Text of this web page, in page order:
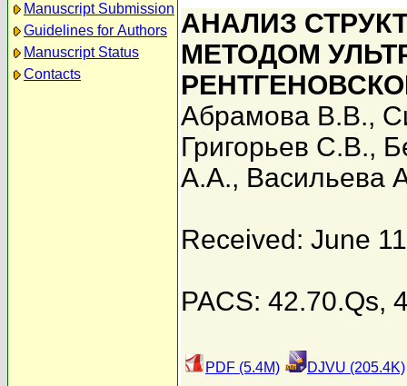
Manuscript Submission
Guidelines for Authors
Manuscript Status
Contacts
АНАЛИЗ
МЕТОДОМ
Абрамова В.В.,
Григорьев С.В.,
А.А., Васильева
Received: June
PACS: 42.70.Qs,
PDF (5.4M) DJVU (205.4K)